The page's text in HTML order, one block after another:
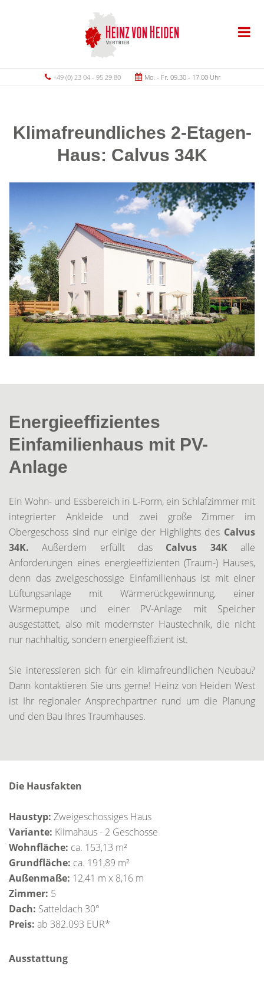
+49 (0) 23 04 - 95 29 80 Mo. - Fr. 09.30 - 17.00 Uhr
Klimafreundliches 2-Etagen-
Haus: Calvus 34K
Energieeffizientes
Einfamilienhaus mit PV-
Anlage
Ein Wohn- und Essbereich in L-Form, ein Schlafzimmer mit
integrierter Ankleide und zwei große Zimmer im
Obergeschoss sind nur einige der Highlights des Calvus
34K. Außerdem erfüllt das Calvus 34Kalle
Anforderungen eines energieeffizienten (Traum-) Hauses,
denn das zweigeschossige Einfamilienhaus ist mit einer
Lüftungsanlage mit Wärmerückgewinnung, einer
Wärmepumpe und einer PV-Anlage mit Speicher
ausgestattet, also mit modernster Haustechnik, die nicht
nur nachhaltig, sondern energieeffizient ist.
Sie interessieren sich für ein klimafreundlichen Neubau?
Dann kontaktieren Sie uns gerne! Heinz von Heiden West
ist Ihr regionaler Ansprechpartner rund um die Planung
und den Bau Ihres Traumhauses.
Die Hausfakten
Haustyp: Zweigeschossiges Haus
Variante: Klimahaus - 2 Geschosse
Wohnfläche: ca. 153,13 m²
Grundfläche: ca. 191,89 m²
Außenmaße: 12,41 m x 8,16 m
Zimmer: 5
Dach: Satteldach 30°
Preis: ab 382.093 EUR*
Ausstattung